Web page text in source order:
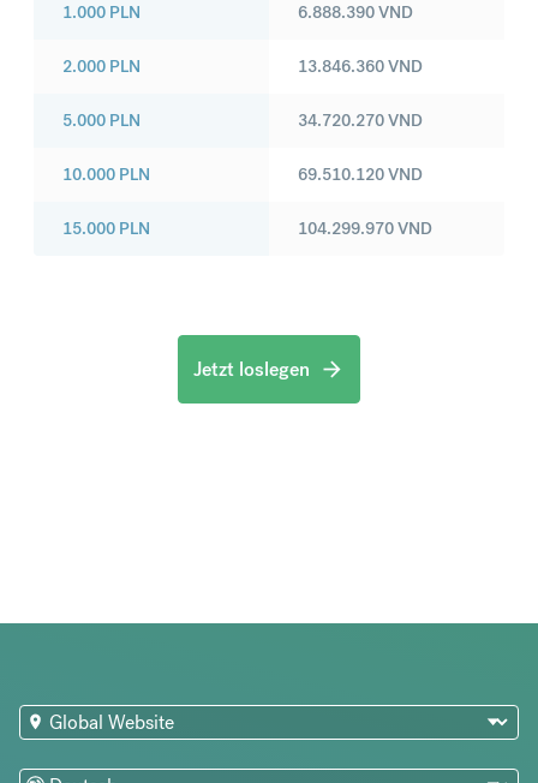
1.000 PLN
2.000 PLN
5.000 PLN
10.000 PLN
15.000 PLN
6.888.390VND
13.846.360VND
34.720.270VND
69.510.120VND
104.299.970VND
Jetzt loslegen